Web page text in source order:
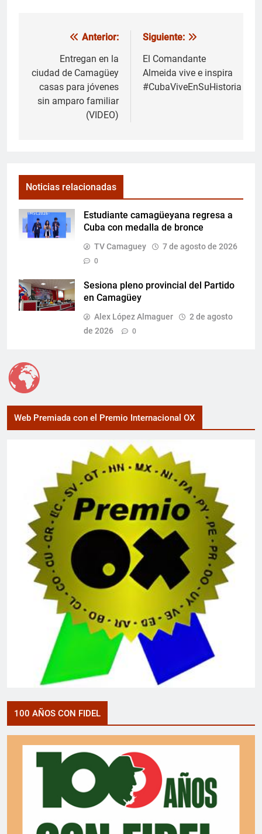
Navegación
entradas
Anterior:
Entregan en la
ciudad de Camagüey
casas para jóvenes
sin amparo familiar
(VIDEO)
Siguiente:
El Comandante
Almeida vive e inspira
#CubaViveEnSuHistoria
Noticias relacionadas
Estudiante camagüeyana regresa a
Cuba con medalla de bronce
TV Camaguey 7 de agosto de 2026
0
Sesiona pleno provincial del Partido
en Camagüey
Alex López Almaguer
2 de agosto
de 2026
0
Web Premiada con el Premio Internacional OX
100 AÑOS CON FIDEL